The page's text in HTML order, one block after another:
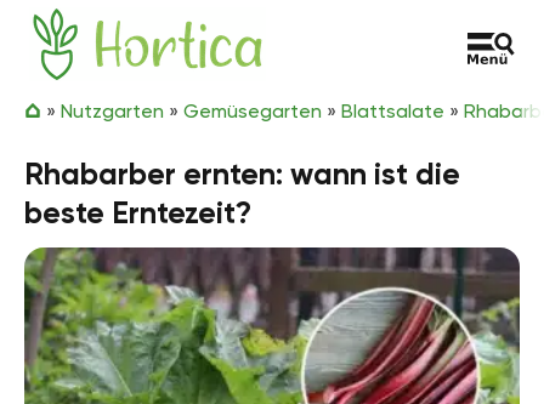
Zum Inhalt springen
Hortica
» Nutzgarten » Gemüsegarten » Blattsalate »
Rhabarber ernten: wann ist die
beste Erntezeit?